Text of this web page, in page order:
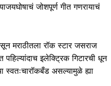
जोशपूर्ण गीत गणरायाचं
मराठीतला रॉक स्टार जसराज
पहिल्यांदाच इलेक्ट्रिक गिटारची धून
स्वतःचारॉकबँड असल्यामुळे ह्या